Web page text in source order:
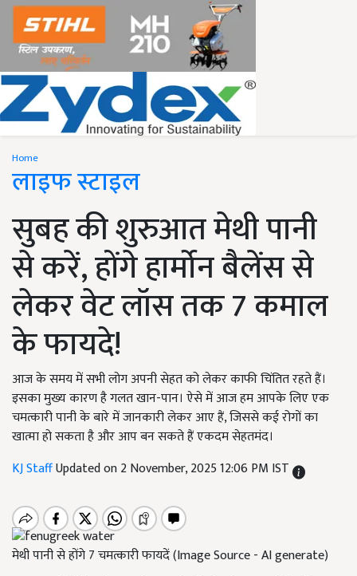
Home
लाइफ स्टाइल
सुबह की शुरुआत मेथी पानी
से करें, होंगे हार्मोन बैलेंस से
लेकर वेट लॉस तक 7 कमाल
के फायदे!
आज के समय में सभी लोग अपनी सेहत को लेकर काफी चिंतित रहते हैं।
इसका मुख्य कारण है गलत खान-पान। ऐसे में आज हम आपके लिए एक
चमत्कारी पानी के बारे में जानकारी लेकर आए हैं, जिससे कई रोगों का
खात्मा हो सकता है और आप बन सकते हैं एकदम सेहतमंद।
KJ StaffUpdated on 2 November, 2025 12:06 PM IST
मेथी पानी से होंगे 7 चमत्कारी फायदें (Image Source - AI generate)